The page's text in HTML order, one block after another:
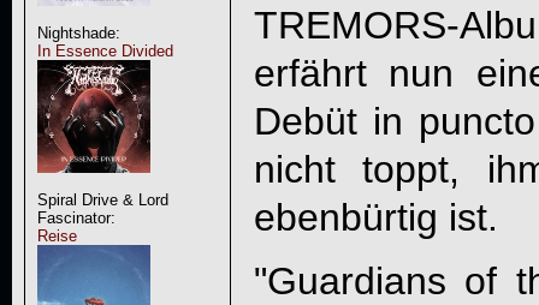
Nightshade:
In Essence Divided
Spiral Drive & Lord
Fascinator:
Reise
TREMORS-
erfährt nun
Debüt in
nicht toppt,
ebenbürtig ist.
"Guardians of